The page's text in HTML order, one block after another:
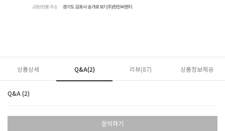
상품상세 Q&A(2) 리뷰(87) 상품정보제공
Q&A (2)
문의하기